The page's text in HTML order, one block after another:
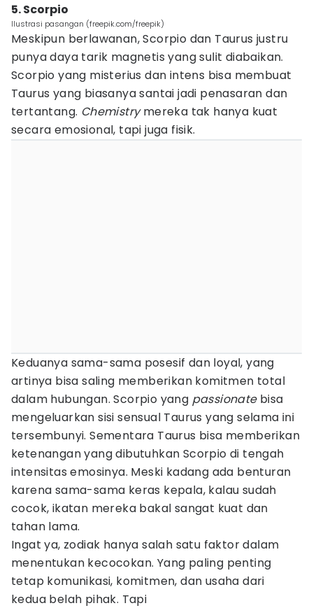
5. Scorpio
Ilustrasi pasangan (freepik.com/freepik)
Meskipun berlawanan, Scorpio dan Taurus justru
punya daya tarik magnetis yang sulit diabaikan.
Scorpio yang misterius dan intens bisa membuat
Taurus yang biasanya santai jadi penasaran dan
tertantang. Chemistrymereka tak hanya kuat
secara emosional, tapi juga fisik.
Keduanya sama-sama posesif dan loyal, yang
artinya bisa saling memberikan komitmen total
dalam hubungan. Scorpio yang passionate bisa
mengeluarkan sisi sensual Taurus yang selama ini
tersembunyi. Sementara Taurus bisa memberikan
ketenangan yang dibutuhkan Scorpio di tengah
intensitas emosinya. Meski kadang ada benturan
karena sama-sama keras kepala, kalau sudah
cocok, ikatan mereka bakal sangat kuat dan
tahan lama.
Ingat ya, zodiak hanya salah satu faktor dalam
menentukan kecocokan. Yang paling penting
tetap komunikasi, komitmen, dan usaha dari
kedua belah pihak. Tapi